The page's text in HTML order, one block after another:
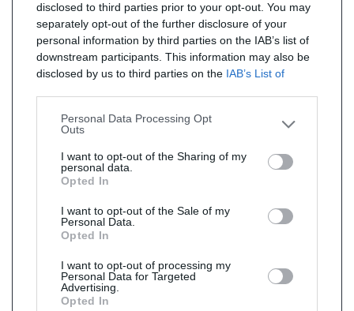
disclosed to third parties prior to your opt-out. You may
separately opt-out of the further disclosure of your
personal information by third parties on the IAB’s list of
downstream participants. This information may also be
disclosed by us to third parties on the IAB’s List of
Personal Data Processing Opt
Outs
I want to opt-out of the Sharing of my
personal data.
Opted In
I want to opt-out of the Sale of my
Personal Data.
Opted In
I want to opt-out of processing my
Personal Data for Targeted
Advertising.
Opted In